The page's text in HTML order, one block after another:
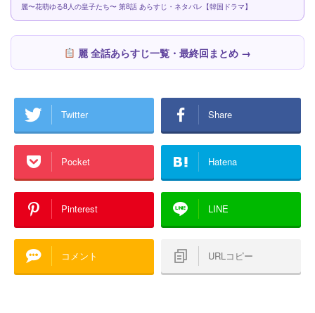
麗〜花萌ゆる8人の皇子たち〜 第8話 あらすじ・ネタバレ【韓国ドラマ】
麗 全話あらすじ一覧・最終回まとめ →
Twitter Share
Pocket Hatena
Pinterest LINE
コメント URLコピー